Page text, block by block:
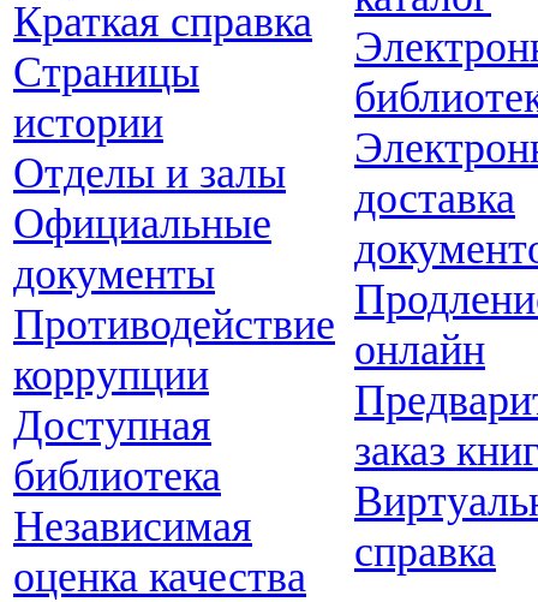
Краткая справка
Страницы
истории
Отделы и залы
Официальные
документы
Противодействие
коррупции
Доступная
библиотека
Независимая
оценка качества
доставка
онлайн
заказ
справка